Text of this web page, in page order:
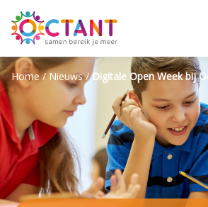
Home/Nieuws/Digitale Open Week bij